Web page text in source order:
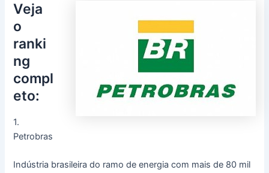
Veja
o
ranki
ng
compl
eto:
1.
Petrobras
Indústria brasileira do ramo de energia com mais de 80 mil